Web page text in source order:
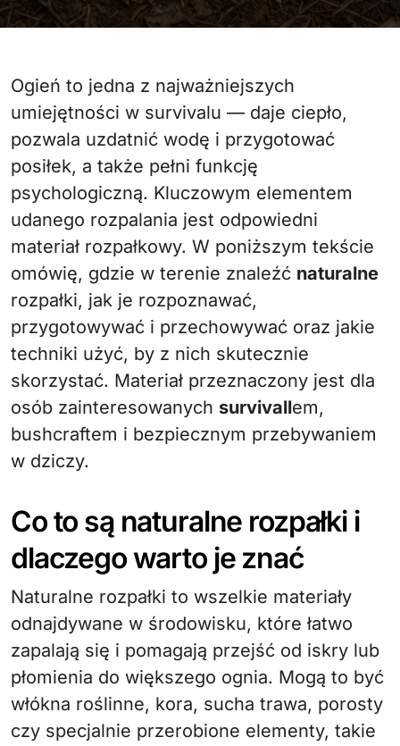
Ogień to jedna z najważniejszych
umiejętności w survivalu — daje ciepło,
pozwala uzdatnić wodę i przygotować
posiłek, a także pełni funkcję
psychologiczną. Kluczowym elementem
udanego rozpalania jest odpowiedni
materiał rozpałkowy. W poniższym tekście
omówię, gdzie w terenie znaleźć naturalne
rozpałki, jak je rozpoznawać,
przygotowywać i przechowywać oraz jakie
techniki użyć, by z nich skutecznie
skorzystać. Materiał przeznaczony jest dla
osób zainteresowanych survivallem,
bushcraftem i bezpiecznym przebywaniem
w dziczy.
Co to są naturalne rozpałki i
dlaczego warto je znać
Naturalne rozpałki to wszelkie materiały
odnajdywane w środowisku, które łatwo
zapalają się i pomagają przejść od iskry lub
płomienia do większego ognia. Mogą to być
włókna roślinne, kora, sucha trawa, porosty
czy specjalnie przerobione elementy, takie